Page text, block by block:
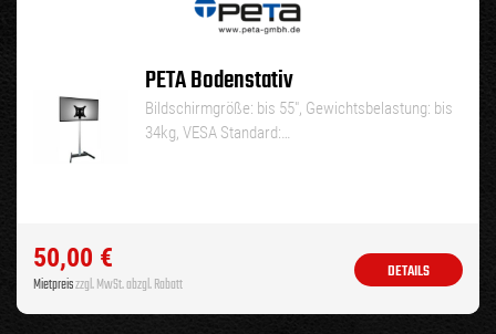
PETA Bodenstativ
Bildschirmgröße: bis 55″, Gewichtsbelastung: bis
34kg, VESA Standard:…
50,00 €
Mietpreiszzgl. MwSt. abzgl. Rabatt
DETAILS